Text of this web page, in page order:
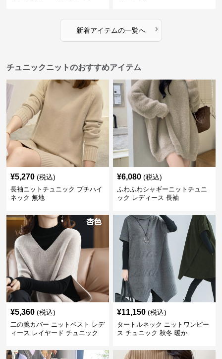
新着アイテムの一覧へ ›
チュニックニットのおすすめアイテム
¥5,270 (税込)
長袖ニットチュニック プチハイ
ネック 無地
¥6,080 (税込)
ふわふわシャギーニットチュニ
ック レディース 長袖
¥5,360 (税込)
二の腕カバー ニットベスト レデ
ィース レイヤード チュニック
¥11,150 (税込)
タートルネック ニットワンピー
ス チュニック 秋冬 暖か